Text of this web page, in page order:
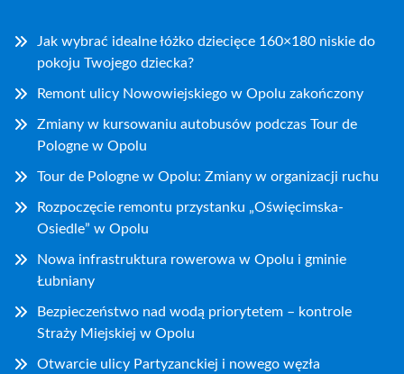
Jak wybrać idealne łóżko dziecięce 160×180 niskie do
pokoju Twojego dziecka?
Remont ulicy Nowowiejskiego w Opolu zakończony
Zmiany w kursowaniu autobusów podczas Tour de
Pologne w Opolu
Tour de Pologne w Opolu: Zmiany w organizacji ruchu
Rozpoczęcie remontu przystanku „Oświęcimska-
Osiedle” w Opolu
Nowa infrastruktura rowerowa w Opolu i gminie
Łubniany
Bezpieczeństwo nad wodą priorytetem – kontrole
Straży Miejskiej w Opolu
Otwarcie ulicy Partyzanckiej i nowego węzła